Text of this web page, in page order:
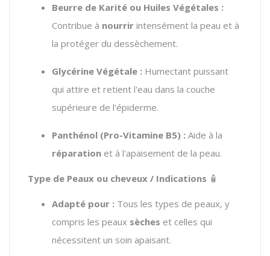
Beurre de Karité ou Huiles Végétales :
Contribue à nourrir intensément la peau et à
la protéger du dessèchement.
Glycérine Végétale : Humectant puissant
qui attire et retient l'eau dans la couche
supérieure de l'épiderme.
Panthénol (Pro-Vitamine B5) : Aide à la
réparation et à l'apaisement de la peau.
Type de Peaux ou cheveux / Indications 🧴
Adapté pour : Tous les types de peaux, y
compris les peaux sèches et celles qui
nécessitent un soin apaisant.